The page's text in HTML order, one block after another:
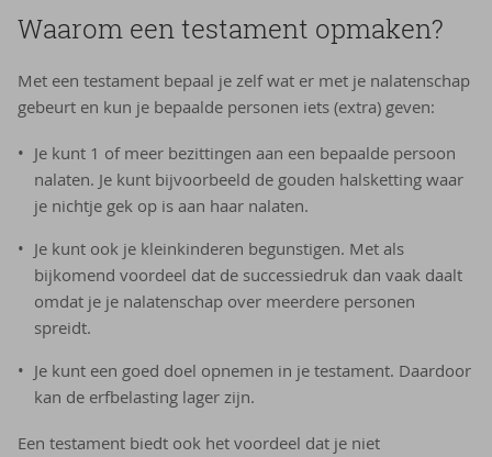
Waar­om een tes­ta­ment op­ma­ken?
Met een testament bepaal je zelf wat er met je nalatenschap
gebeurt en kun je bepaalde personen iets (extra) geven:
Je kunt 1 of meer bezittingen aan een bepaalde persoon
nalaten. Je kunt bijvoorbeeld de gouden halsketting waar
je nichtje gek op is aan haar nalaten.
Je kunt ook je kleinkinderen begunstigen. Met als
bijkomend voordeel dat de successiedruk dan vaak daalt
omdat je je nalatenschap over meerdere personen
spreidt.
Je kunt een goed doel opnemen in je testament. Daardoor
kan de erfbelasting lager zijn.
Een testament biedt ook het voordeel dat je niet